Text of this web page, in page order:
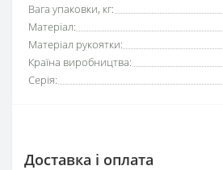
Вага упаковки, кг:
Матеріал:
Матеріал рукоятки:
Країна виробництва:
Серія:
Доставка і оплата